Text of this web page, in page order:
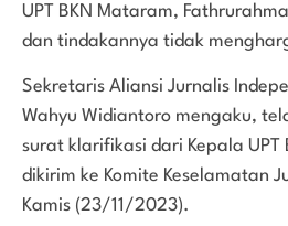
UPT BKN Mataram,
dan tindakannya tidak
Sekretaris Aliansi Jurnalis
Wahyu Widiantoro mengaku,
surat klarifikasi dari Kepala UPT
dikirim ke Komite Keselamatan
Kamis (23/11/2023).